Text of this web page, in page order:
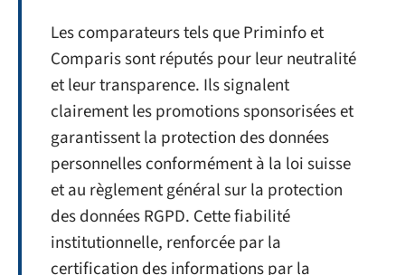
Les comparateurs tels que Priminfo et
Comparis sont réputés pour leur neutralité
et leur transparence. Ils signalent
clairement les promotions sponsorisées et
garantissent la protection des données
personnelles conformément à la loi suisse
et au règlement général sur la protection
des données RGPD. Cette fiabilité
institutionnelle, renforcée par la
certification des informations par la